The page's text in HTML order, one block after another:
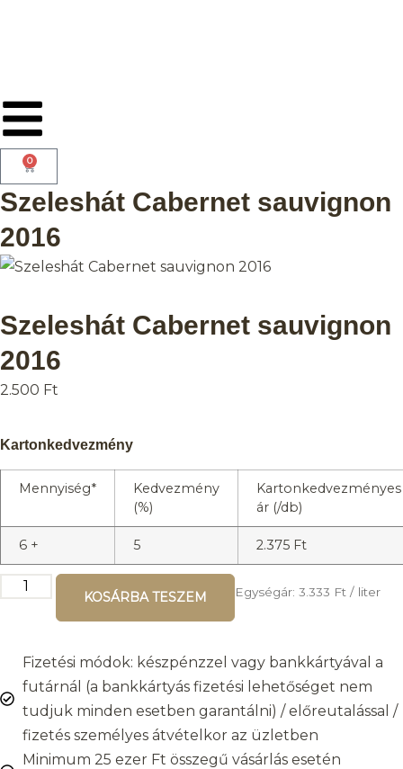
0
Szeleshát Cabernet sauvignon
2016
Szeleshát Cabernet sauvignon
2016
2.500 Ft
Kartonkedvezmény
Mennyiség*
Kedvezmény
(%)
Kartonkedvezményes
ár (/db)
6 + 5 2.375 Ft
KOSÁRBA TESZEM Egységár:3.333 Ft / liter
Fizetési módok: készpénzzel vagy bankkártyával a
futárnál (a bankkártyás fizetési lehetőséget nem
tudjuk minden esetben garantálni) / előreutalással /
fizetés személyes átvételkor az üzletben
Minimum 25 ezer Ft összegű vásárlás esetén